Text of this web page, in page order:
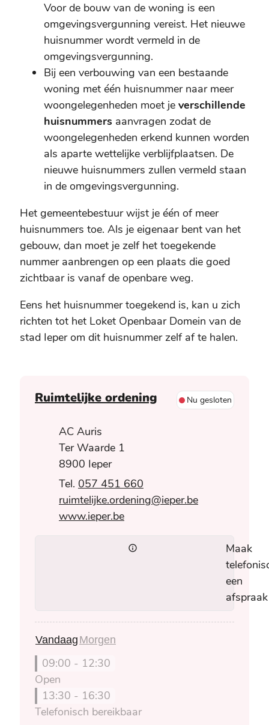
Voor de bouw van de woning is een
omgevingsvergunning vereist. Het nieuwe
huisnummer wordt vermeld in de
omgevingsvergunning.
Bij een verbouwing van een bestaande
woning met één huisnummer naar meer
woongelegenheden moet je verschillende
huisnummers aanvragen zodat de
woongelegenheden erkend kunnen worden
als aparte wettelijke verblijfplaatsen. De
nieuwe huisnummers zullen vermeld staan
in de omgevingsvergunning.
Het gemeentebestuur wijst je één of meer
huisnummers toe. Als je eigenaar bent van het
gebouw, dan moet je zelf het toegekende
nummer aanbrengen op een plaats die goed
zichtbaar is vanaf de openbare weg.
Eens het huisnummer toegekend is, kan u zich
richten tot het Loket Openbaar Domein van de
stad Ieper om dit huisnummer zelf af te halen.
Ruimtelijke ordening Nu gesloten
AdresAC Auris
Ter Waarde 1
,8900 Ieper
057 451 660
E-mailruimtelijke.ordening@ieper.be
Websitewww.ieper.be
Maak
een
afspraak
Vandaag Morgen
09:00 - 12:30
Open
13:30 - 16:30
Telefonisch bereikbaar